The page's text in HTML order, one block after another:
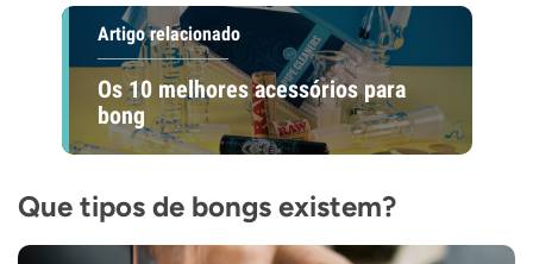
Artigo relacionado
Os 10 melhores acessórios para
bong
Que tipos de bongs existem?